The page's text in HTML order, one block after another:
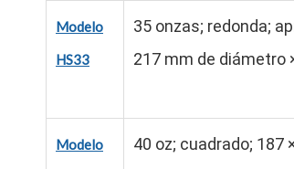
Modelo
HS33
35 onzas; redonda;
217 mm de diámetro
Modelo
40 oz; cuadrado; 187